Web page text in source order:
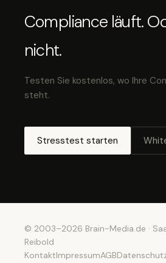
Compliance läuft.
nicht.
Testen Sie kostenlos, wo Ihre
steht.
Stresstest starten
© 2003–2026 Brain-Media.de ·
Reibold
KontaktImpressumAGB